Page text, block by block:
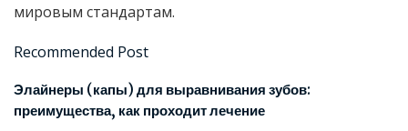
мировым стандартам.
Recommended Post
Элайнеры (капы) для выравнивания зубов:
преимущества, как проходит лечение